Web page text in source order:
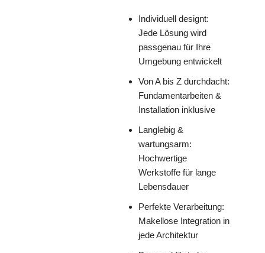
Individuell designt:
Jede Lösung wird
passgenau für Ihre
Umgebung entwickelt
Von A bis Z durchdacht:
Fundamentarbeiten &
Installation inklusive
Langlebig &
wartungsarm:
Hochwertige
Werkstoffe für lange
Lebensdauer
Perfekte Verarbeitung:
Makellose Integration in
jede Architektur